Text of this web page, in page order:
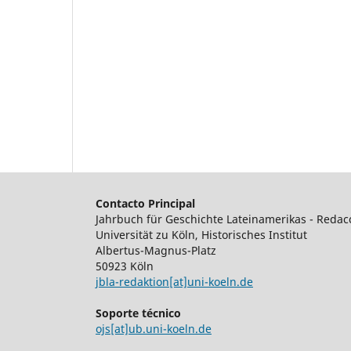
Contacto Principal
Jahrbuch für Geschichte Lateinamerikas -
Universität zu Köln, Historisches Institut
Albertus-Magnus-Platz
50923 Köln
jbla-redaktion[at]uni-koeln.de
Soporte técnico
ojs[at]ub.uni-koeln.de